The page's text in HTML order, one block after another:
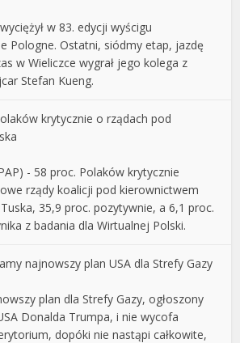
w 83. edycji wyścigu
Pologne. Ostatni, siódmy etap, jazdę
w Wieliczce wygrał jego kolega z
Stefan Kueng.
krytycznie o rządach pod
- 58 proc. Polaków krytycznie
rządy koalicji pod kierownictwem
35,9 proc. pozytywnie, a 6,1 proc.
z badania dla Wirtualnej Polski.
najnowszy plan USA dla Strefy Gazy
plan dla Strefy Gazy, ogłoszony
Donalda Trumpa, i nie wycofa
dopóki nie nastąpi całkowite,